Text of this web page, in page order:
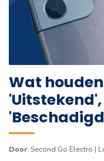
Wat
'Uitstekend',
Door: Second Go Electro |